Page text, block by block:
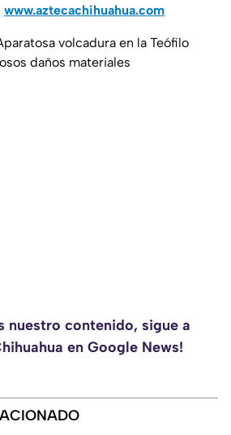
www.aztecachihuahua.com
volcadura en la Teófilo
daños materiales
nuestro contenido, sigue a
en Google News!